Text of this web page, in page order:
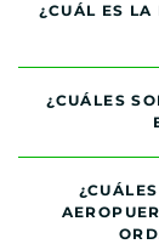
¿CUÁL ES LA
¿CUÁLES